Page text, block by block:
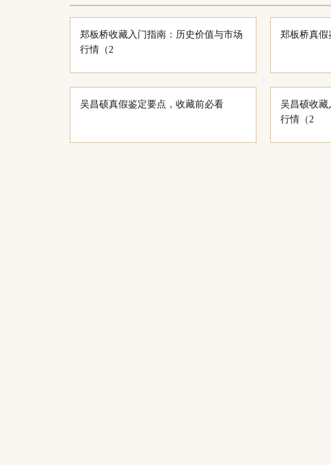
郑板桥收藏入门指南：历史价值与市场
行情（2
郑板桥真假
吴昌硕真假鉴定要点，收藏前必看
吴昌硕收藏
行情（2